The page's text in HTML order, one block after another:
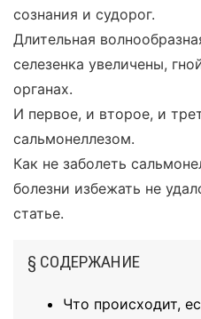
сознания и судорог.
Длительная
селезенка увеличены,
органах.
И первое, и второе, и
сальмонеллезом.
Как не заболеть
болезни избежать не
статье.
§ СОДЕРЖАНИЕ
Что происходит,